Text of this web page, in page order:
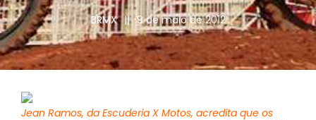
BRMX || 9 de maio de 2012
Jean Ramos, da Escuderia X Motos, acredita que os